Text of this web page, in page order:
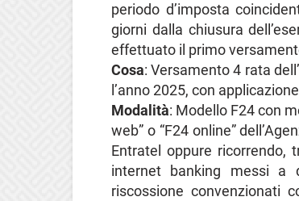
periodo d’imposta
giorni dalla chiusura
effettuato il primo
Cosa: Versamento 4 rata
l’anno 2025, con
Modalità: Modello F24 con
web” o “F24 online”
Entratel oppure ricorrendo,
internet banking messi a
riscossione convenzionati